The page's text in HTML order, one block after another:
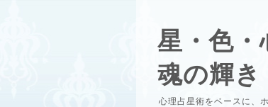
星・色・
魂の輝き
心理占星術をベースに、